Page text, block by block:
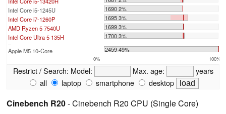
Intel Core i5-1245U
1690 2%
Intel Core i7-1260P
1695 3%
AMD Ryzen 5 7540U
1699 3%
Intel Core Ultra 5 135H
1700 3%
Apple M5 10-Core 2459 49%
0% 100%
Restrict / Search: Model: Max. age:
years
all
laptop smartphone desktop
Cinebench R20- Cinebench R20 CPU (Single Core)